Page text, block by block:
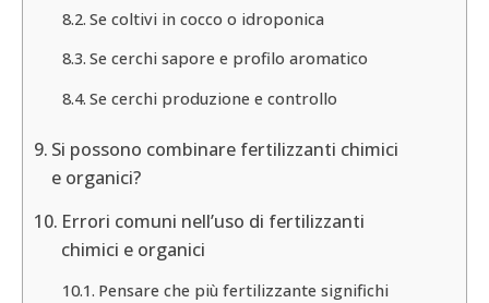
Se coltivi in cocco o idroponica
Se cerchi sapore e profilo aromatico
Se cerchi produzione e controllo
Si possono combinare fertilizzanti chimici
e organici?
Errori comuni nell’uso di fertilizzanti
chimici e organici
Pensare che più fertilizzante significhi